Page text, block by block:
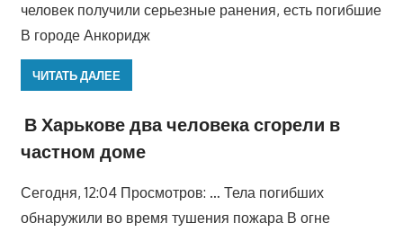
человек получили серьезные ранения, есть погибшие
В городе Анкоридж
ЧИТАТЬ ДАЛЕЕ
В Харькове два человека сгорели в
частном доме
Сегодня, 12:04 Просмотров: … Тела погибших
обнаружили во время тушения пожара В огне